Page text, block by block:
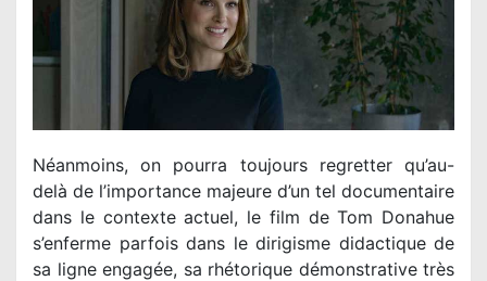
Néanmoins, on pourra toujours regretter qu’au-
delà de l’importance majeure d’un tel documentaire
dans le contexte actuel, le film de Tom Donahue
s’enferme parfois dans le dirigisme didactique de
sa ligne engagée, sa rhétorique démonstrative très